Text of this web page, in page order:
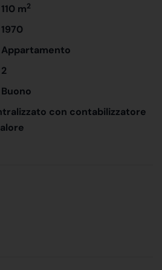
110 m2
1970
Appartamento
2
Buono
con contabilizzatore